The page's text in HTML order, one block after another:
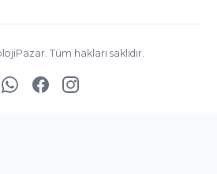
Tüm hakları saklıdır.